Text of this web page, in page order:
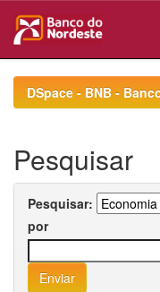
navigationDSpace - BNB -
Pesquisar
Pesquisar:
por